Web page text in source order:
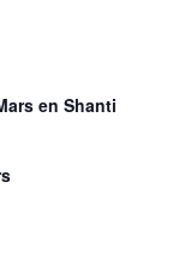
en Shanti